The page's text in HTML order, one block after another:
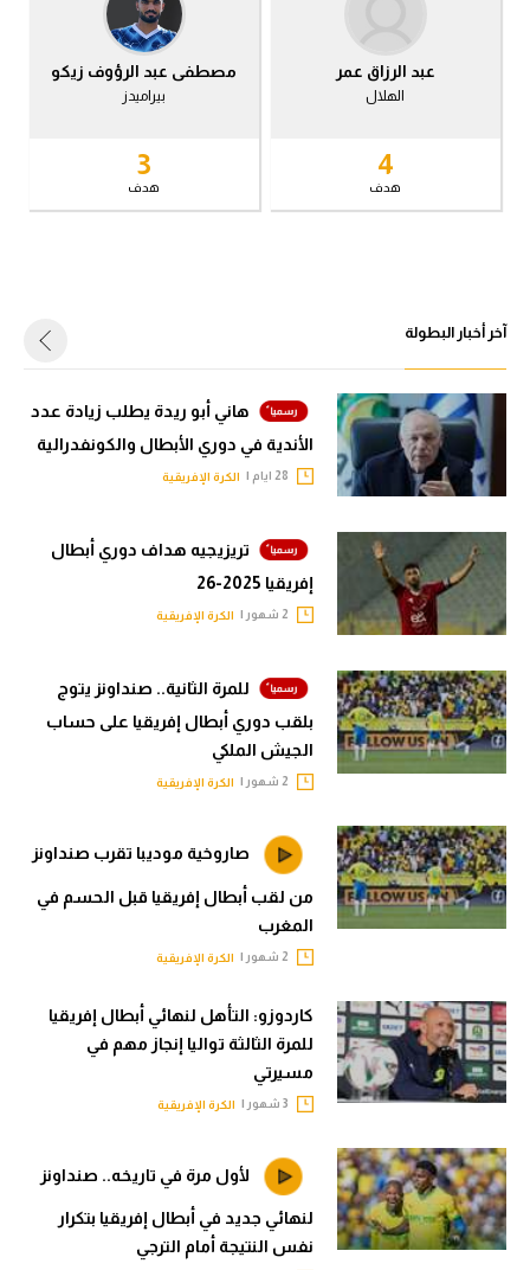
في المونديال
أمريكا
أقسام خاصة
Gamers
ميركاتو
تحقيق في الجول
تحليل في الجول
حكايات في الجول
فيديو في الجول
رياضة نسائية
ركن الألعاب
ميركاتو
تحقيق في الجول
تقرير في الجول
تحليل في الجول
حكايات في الجول
كويز في الجول
فيديو في الجول
عبد الرزاق عمر
الهلال
4
هدف
مصطفى عبد الرؤوف زيكو
بيراميدز
3
هدف
آخر أخبار البطولة
هاني أبو ريدة يطلب زيادة عدد
الأندية في دوري الأبطال والكونفدرالية
الكرة الإفريقية
تريزيجيه هداف دوري أبطال
إفريقيا 2025-26
الكرة الإفريقية
للمرة الثانية.. صنداونز يتوج
بلقب دوري أبطال إفريقيا على حساب
الجيش الملكي
الكرة الإفريقية
صاروخية موديبا تقرب صنداونز
من لقب أبطال إفريقيا قبل الحسم في
المغرب
الكرة الإفريقية
كاردوزو: التأهل لنهائي أبطال إفريقيا
للمرة الثالثة تواليا إنجاز مهم في
مسيرتي
الكرة الإفريقية
لأول مرة في تاريخه.. صنداونز
لنهائي جديد في أبطال إفريقيا بتكرار
نفس النتيجة أمام الترجي